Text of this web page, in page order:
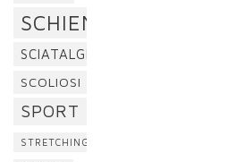
SCHIENA
SCIATALGIA
SCOLIOSI
SPORT
STRETCHING